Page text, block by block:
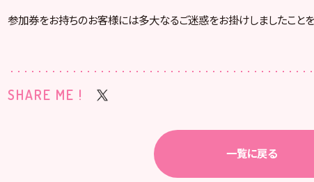
参加券をお持ちのお客様には多大なるご迷惑をお掛けしましたことを
SHARE ME !
一覧に戻る